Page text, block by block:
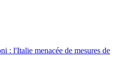
: l'Italie menacée de mesures de